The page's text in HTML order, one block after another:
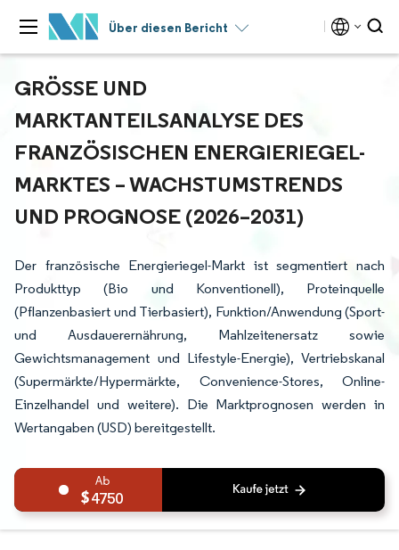
Über diesen Bericht
GRÖSSE UND M
ARKTANTEILSANALYSE DES F
RANZÖSISCHEN ENERGIERIEGEL-M
ARKTES – WACHSTUMSTRENDS U
ND PROGNOSE (2026–2031)
Der französische Energieriegel-Markt ist segmentiert nach
Produkttyp (Bio und Konventionell), Proteinquelle
(Pflanzenbasiert und Tierbasiert), Funktion/Anwendung (Sport-
und Ausdauerernährung, Mahlzeitenersatz sowie
Gewichtsmanagement und Lifestyle-Energie), Vertriebskanal
(Supermärkte/Hypermärkte, Convenience-Stores, Online-
Einzelhandel und weitere). Die Marktprognosen werden in
Wertangaben (USD) bereitgestellt.
4750